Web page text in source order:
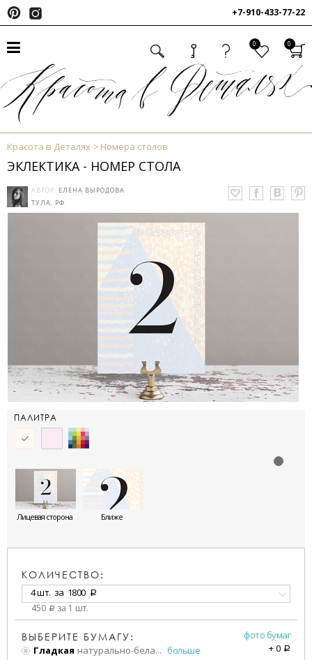
+7-910-433-77-22
0 0
Красота в Деталях Номера столов
ЭКЛЕКТИКА - НОМЕР СТОЛА
АВТОР: ЕЛЕНА ВЫРОДОВА
ТУЛА, РФ
ПАЛИТРА
Лицевая сторона Ближе
КОЛИЧЕСТВО:
4 шт. за 1800 a
450 a за 1 шт.
ВЫБЕРИТЕ БУМАГУ:
фото бумаг
Гладкая натурально-бела... больше +0 a